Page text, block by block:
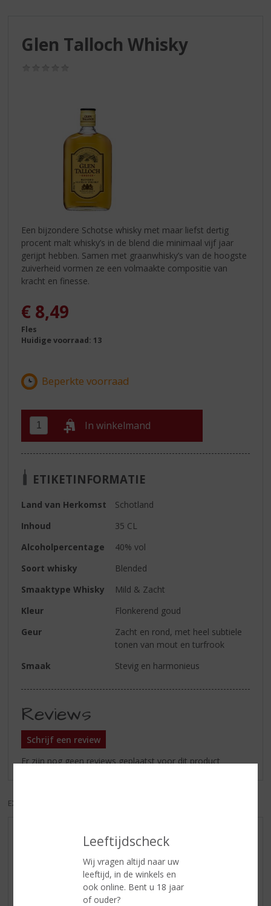
Leeftijdscheck
Wij vragen altijd naar uw
leeftijd, in de winkels en
ook online. Bent u 18 jaar
of ouder?
Glen Talloch Whisky
Een bijzondere Schotse whisky met maar liefst dertig
procent malt whisky’s in de blend die minimaal vijf jaar
gerijpt hebben. Samen met graanwhisky’s van de hoogste
zuiverheid vormen ze een volmaakte compositie van
kracht en finesse.
€ 8,49
Fles
Huidige voorraad: 13
In winkelmand
ETIKETINFORMATIE
Land van Herkomst
Schotland
Inhoud
35 CL
Alcoholpercentage
40% vol
Soort whisky
Blended
Smaaktype Whisky
Mild & Zacht
Kleur
Flonkerend goud
Geur
Zacht en rond, met heel subtiele
tonen van mout en turfrook
Smaak
Stevig en harmonieus
Reviews
Schrijf een review
Er zijn nog geen reviews geplaatst voor dit product
EXCL. BTW
AANBIEDINGEN
NIEUWE WHISKY
NIEUW OVERIG